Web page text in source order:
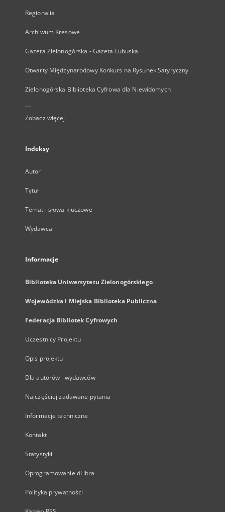
Regionalia
Archiwum Kresowe
Gazeta Zielonogórska - Gazeta Lubuska
Otwarty Międzynarodowy Konkurs na Rysunek Satyryczny
Zielonogórska Biblioteka Cyfrowa dla Niewidomych
...
Zobacz więcej
Indeksy
Autor
Tytuł
Temat i słowa kluczowe
Wydawca
Informacje
Biblioteka Uniwersytetu Zielonogórskiego
Wojewódzka i Miejska Biblioteka Publiczna
Federacja Bibliotek Cyfrowych
Uczestnicy Projektu
Opis projektu
Dla autorów i wydawców
Najczęściej zadawane pytania
Informacje techniczne
Kontakt
Statystyki
Oprogramowanie dLibra
Polityka prywatności